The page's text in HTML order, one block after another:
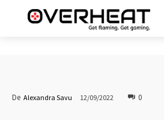
De Alexandra Savu 12/09/2022 0